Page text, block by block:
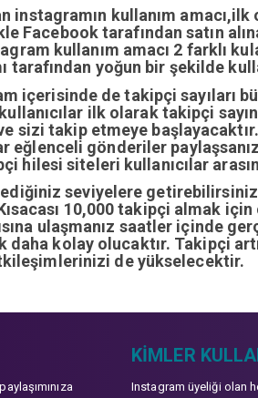
instagramın kullanım
Facebook tarafından satın
kullanım amacı 2 farklı
tarafından yoğun bir şekilde
içerisinde de takipçi sayıları
ilk olarak takipçi
takip etmeye
gönderiler
hilesi siteleri kullanıcılar
seviyelere
10,000 takipçi almak
ulaşmanız saatler içinde
daha kolay olucaktır. Takipçi
de yükselecektir.
KIMLER
Instagram üyeliği olan